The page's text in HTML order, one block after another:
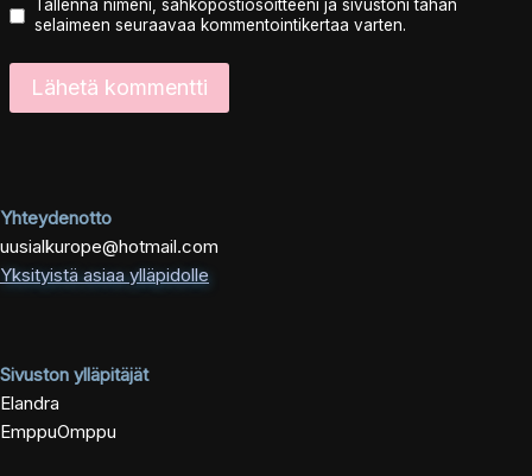
Tallenna nimeni, sähköpostiosoitteeni ja sivustoni tähän
selaimeen seuraavaa kommentointikertaa varten.
Yhteydenotto
uusialkurope@hotmail.com
Yksityistä asiaa ylläpidolle
Sivuston ylläpitäjät
Elandra
EmppuOmppu